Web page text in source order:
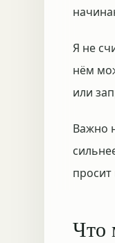
Я не
нём
или
Важно
Что